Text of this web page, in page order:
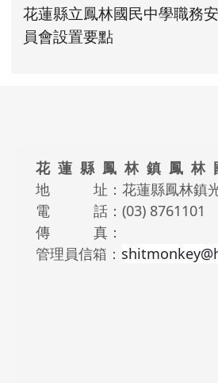
link to https://www.fles.hlc.edu.tw/
花蓮縣立鳳林國民中學職務
員會設置要點花蓮縣立鳳林國
花蓮縣立鳳林國
link to https://
link to https://
花 蓮 縣 鳳 林 鎮 鳳 林
地 址：花蓮縣鳳林鎮光
電 話：(03) 8761101
傳 真：
管理員信箱：